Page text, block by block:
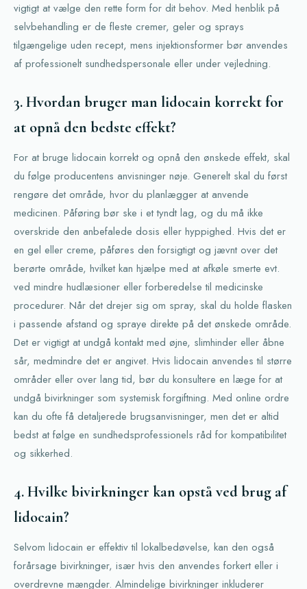
vigtigt at vælge den rette form for dit behov. Med henblik på
selvbehandling er de fleste cremer, geler og sprays
tilgængelige uden recept, mens injektionsformer bør anvendes
af professionelt sundhedspersonale eller under vejledning.
3. Hvordan bruger man lidocain korrekt for
at opnå den bedste effekt?
For at bruge lidocain korrekt og opnå den ønskede effekt, skal
du følge producentens anvisninger nøje. Generelt skal du først
rengøre det område, hvor du planlægger at anvende
medicinen. Påføring bør ske i et tyndt lag, og du må ikke
overskride den anbefalede dosis eller hyppighed. Hvis det er
en gel eller creme, påføres den forsigtigt og jævnt over det
berørte område, hvilket kan hjælpe med at afkøle smerte evt.
ved mindre hudlæsioner eller forberedelse til medicinske
procedurer. Når det drejer sig om spray, skal du holde flasken
i passende afstand og spraye direkte på det ønskede område.
Det er vigtigt at undgå kontakt med øjne, slimhinder eller åbne
sår, medmindre det er angivet. Hvis lidocain anvendes til større
områder eller over lang tid, bør du konsultere en læge for at
undgå bivirkninger som systemisk forgiftning. Med online ordre
kan du ofte få detaljerede brugsanvisninger, men det er altid
bedst at følge en sundhedsprofessionels råd for kompatibilitet
og sikkerhed.
4. Hvilke bivirkninger kan opstå ved brug af
lidocain?
Selvom lidocain er effektiv til lokalbedøvelse, kan den også
forårsage bivirkninger, især hvis den anvendes forkert eller i
overdrevne mængder. Almindelige bivirkninger inkluderer